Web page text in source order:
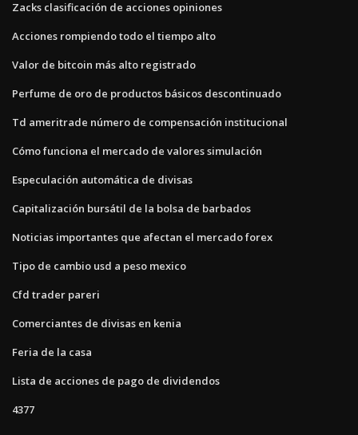
Zacks clasificación de acciones opiniones
Acciones rompiendo todo el tiempo alto
Valor de bitcoin más alto registrado
Perfume de oro de productos básicos descontinuado
Td ameritrade número de compensación institucional
Cómo funciona el mercado de valores simulación
Especulación automática de divisas
Capitalización bursátil de la bolsa de barbados
Noticias importantes que afectan el mercado forex
Tipo de cambio usd a peso mexico
Cfd trader pareri
Comerciantes de divisas en kenia
Feria de la casa
Lista de acciones de pago de dividendos
4377